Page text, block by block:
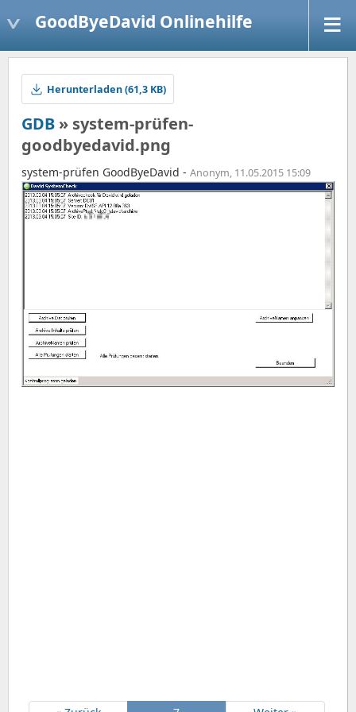
GoodByeDavid Onlinehilfe
Herunterladen (61,3 KB)
GDB » system-prüfen-
goodbyedavid.png
system-prüfen GoodByeDavid - Anonym, 11.05.2015 15:09